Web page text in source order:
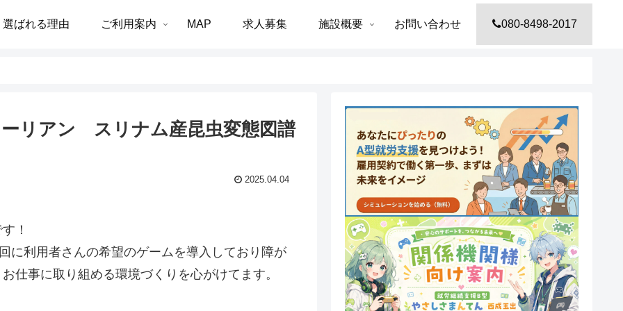
選ばれる理由 ご利用案内 MAP 求人募集 施設概要 お問い合わせ 080-8498-2017
リアン スリナム産昆虫変態図譜
2025.04.04
！
に利用者さんの希望のゲームを導入しており障が
仕事に取り組める環境づくりを心がけてます。